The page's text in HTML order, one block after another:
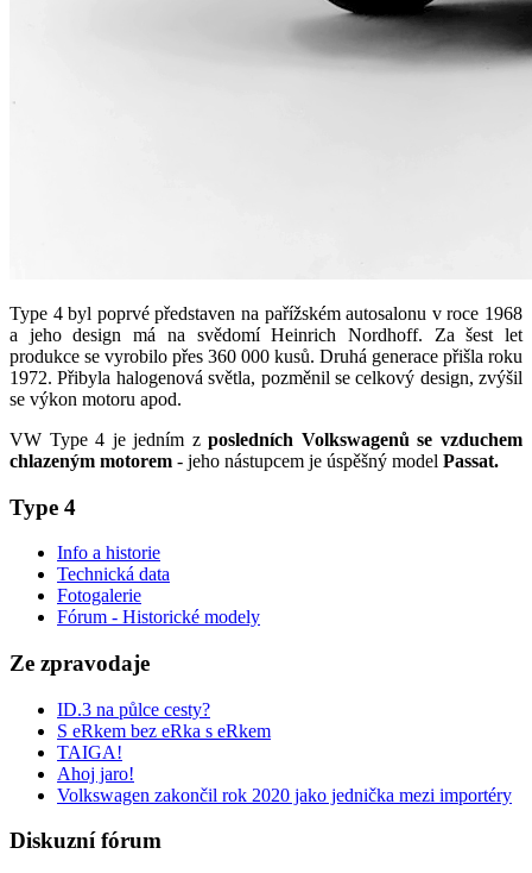
Type 4 byl poprvé představen na pařížském autosalonu v roce 1968
a jeho design má na svědomí Heinrich Nordhoff. Za šest let
produkce se vyrobilo přes 360 000 kusů. Druhá generace přišla roku
1972. Přibyla halogenová světla, pozměnil se celkový design, zvýšil
se výkon motoru apod.
VW Type 4 je jedním zposledních Volkswagenů se vzduchem
chlazeným motorem - jeho nástupcem je úspěšný model Passat.
Type 4
Info a historie
Technická data
Fotogalerie
Fórum - Historické modely
Ze zpravodaje
ID.3 na půlce cesty?
S eRkem bez eRka s eRkem
TAIGA!
Ahoj jaro!
Volkswagen zakončil rok 2020 jako jednička mezi importéry
Diskuzní fórum